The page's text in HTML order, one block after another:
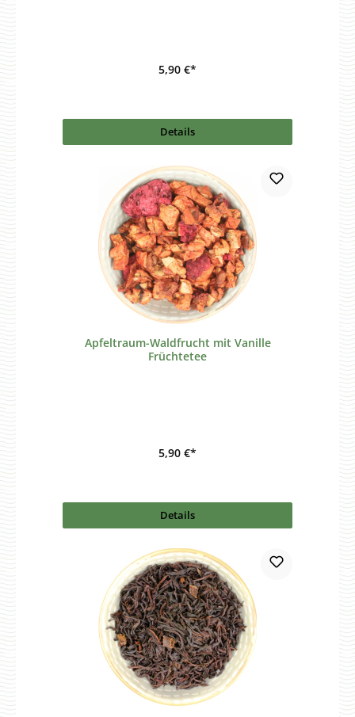
5,90 €*
Details
Apfeltraum-Waldfrucht mit Vanille
Früchtetee
5,90 €*
Details